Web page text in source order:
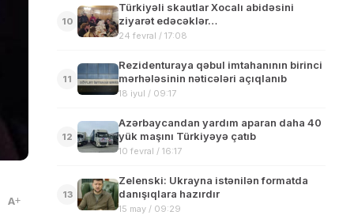
A
10
Türkiyəli skautlar Xocalı abidəsini
ziyarət edəcəklər…
24 fevral / 17:08
11
Rezidenturaya qəbul imtahanının birinci
mərhələsinin nəticələri açıqlanıb
18 iyul / 09:17
12
Azərbaycandan yardım aparan daha 40
yük maşını Türkiyəyə çatıb
10 fevral / 16:17
13
Zelenski: Ukrayna istənilən formatda
danışıqlara hazırdır
15 may / 09:29